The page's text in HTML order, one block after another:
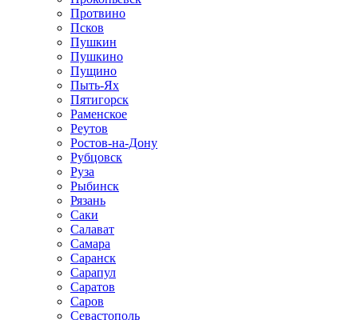
Протвино
Псков
Пушкин
Пушкино
Пущино
Пыть-Ях
Пятигорск
Раменское
Реутов
Ростов-на-Дону
Рубцовск
Руза
Рыбинск
Рязань
Саки
Салават
Самара
Саранск
Сарапул
Саратов
Саров
Севастополь